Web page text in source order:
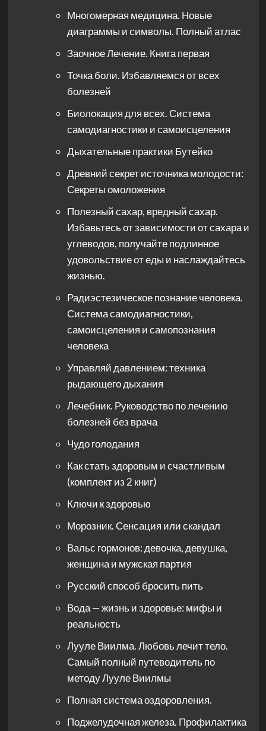
Многомерная медицина. Новые
диаграммы и символы. Полный атлас
Заочное Лечение. Книга первая
Точка боли. Избавляемся от всех
болезней
Биолокация для всех. Система
самодиагностики и самоисцеления
Дыхательные практики Бутейко
Древний секрет источника молодости:
Секреты омоложения
Полезный сахар, вредный сахар.
Избавьтесь от зависимости от сахара и
углеводов, получайте подлинное
удовольствие от еды и наслаждайтесь
жизнью.
Радиэстезическое познание человека.
Система самодиагностики,
самоисцеления и самопознания
человека
Управляй давлением: техника
рыдающего дыхания
Лечебник. Руководство по лечению
болезней без врача
Чудо голодания
Как стать здоровым и счастливым
(комплект из 2 книг)
Ключи к здоровью
Морозник. Сенсация или скандал
Вальс гормонов: девочка, девушка,
женщина и мужская партия
Русский способ бросить пить
Вода — жизнь и здоровье: мифы и
реальность
Лууле Виилма. Любовь лечит тело.
Самый полный путеводитель по
методу Лууле Виилмы
Полная система оздоровления.
Поджелудочная железа. Профилактика